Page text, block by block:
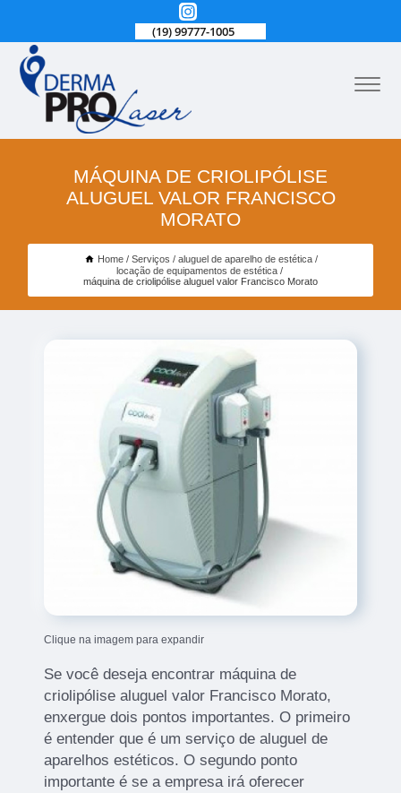
(19) 99777-1005
MÁQUINA DE CRIOLIPÓLISE
ALUGUEL VALOR FRANCISCO
MORATO
Home Serviços
aluguel de aparelho de estética
locação de equipamentos de estética
máquina de criolipólise aluguel valor Francisco Morato
Clique na imagem para expandir
Se você deseja encontrar máquina de
criolipólise aluguel valor Francisco Morato,
enxergue dois pontos importantes. O primeiro
é entender que é um serviço de aluguel de
aparelhos estéticos. O segundo ponto
importante é se a empresa irá oferecer